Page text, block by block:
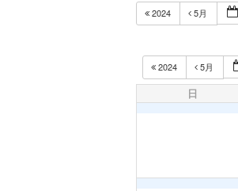
2024 5月
2024 5月
日